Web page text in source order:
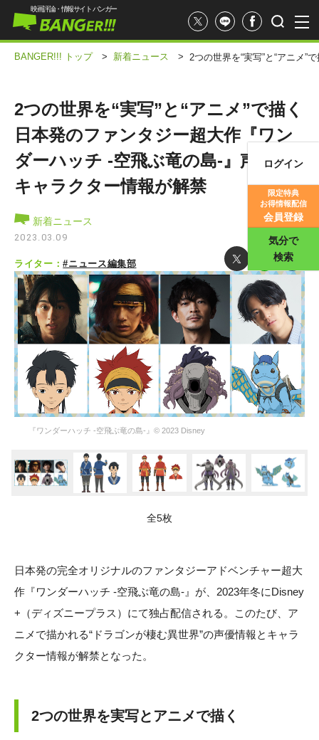
映画記事
映画評論・情報サイト バンガー
ログイン
限定特典
お得情報配信
会員登録
気分で
検索
BANGER!!! トップ > 新着ニュース > 2つの世界を“実写”と“アニメ
2つの世界を“実写”と“アニメ”で描く
日本発のファンタジー超大作『ワン
ダーハッチ -空飛ぶ竜の島-』声優と
キャラクター情報が解禁
新着ニュース
2023.03.09
ライター：#ニュース編集部
『ワンダーハッチ -空飛ぶ竜の島-』© 2023 Disney
全5枚
日本発の完全オリジナルのファンタジーアドベンチャー超大
作『ワンダーハッチ -空飛ぶ竜の島-』が、2023年冬にDisney
+（ディズニープラス）にて独占配信される。このたび、ア
ニメで描かれる“ドラゴンが棲む異世界”の声優情報とキャラ
クター情報が解禁となった。
2つの世界を実写とアニメで描く